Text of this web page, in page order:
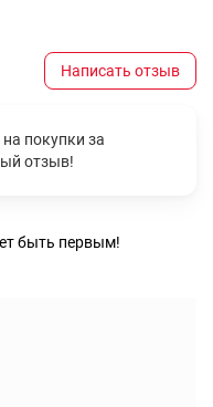
Написать отзыв
на покупки за
отзыв!
быть первым!